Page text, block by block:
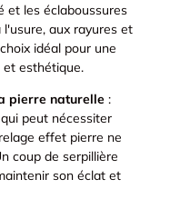
et les éclaboussures
aux rayures et
idéal pour une
et esthétique.
pierre naturelle :
peut nécessiter
effet pierre ne
coup de serpillière
son éclat et